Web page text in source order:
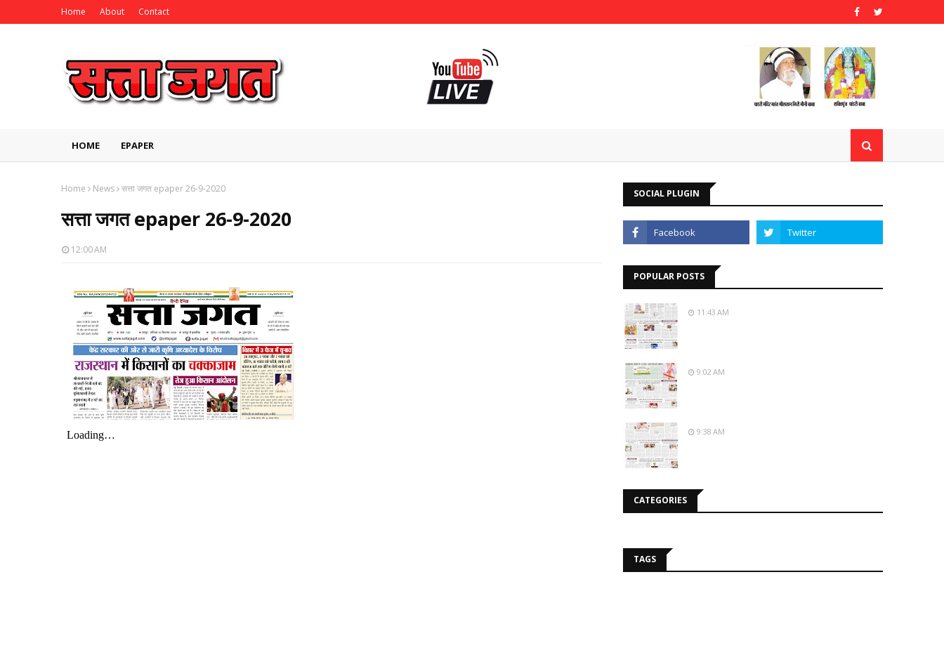
Home About Contact
HOME EPAPER
Home News सत्ता जगत epaper 26-9-2020
सत्ता जगत epaper 26-9-2020
12:00 AM
SOCIAL PLUGIN
POPULAR POSTS
11:43 AM
9:02 AM
9:38 AM
CATEGORIES
TAGS